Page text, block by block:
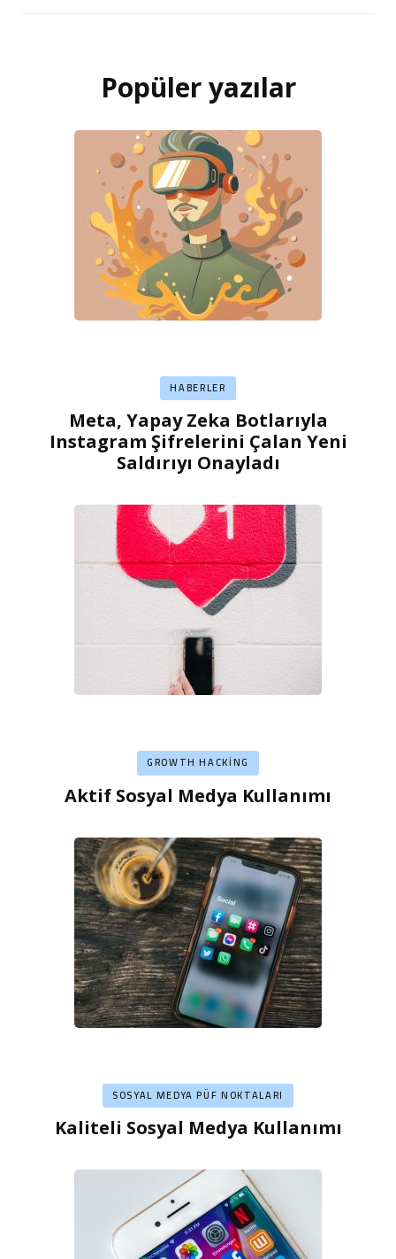
Popüler yazılar
HABERLER
Meta, Yapay Zeka Botlarıyla
Instagram Şifrelerini Çalan Yeni
Saldırıyı Onayladı
GROWTH HACKING
Aktif Sosyal Medya Kullanımı
SOSYAL MEDYA PÜF NOKTALARI
Kaliteli Sosyal Medya Kullanımı